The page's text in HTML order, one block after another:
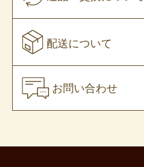
配送について
お問い合わせ